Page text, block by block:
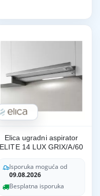
Elica ugradni aspirator
ELITE 14 LUX GRIX/A/60
Isporuka moguća od
09.08.2026
Besplatna isporuka